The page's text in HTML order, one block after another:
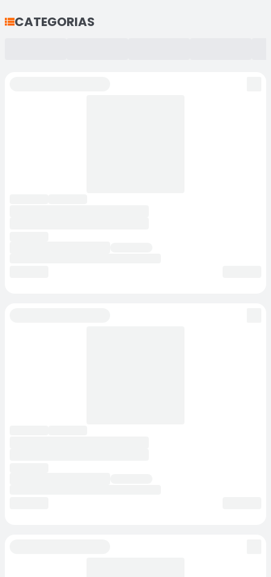
CATEGORIAS